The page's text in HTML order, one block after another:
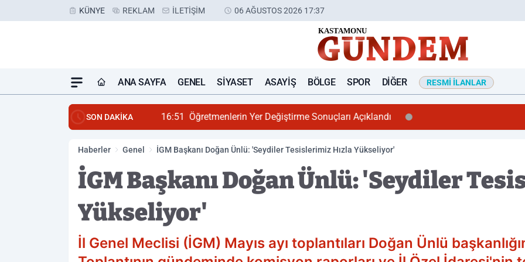
KÜNYE REKLAM İLETIŞIM 06 AĞUSTOS 2026 17:37
ANA SAYFA GENEL SIYASET ASAYIŞ BÖLGE SPOR DIĞER RESMI İLANLAR
SON DAKİKA 16:51 Öğretmenlerin Yer Değiştirme Sonuçları Açıklandı
Haberler Genel İGM Başkanı Doğan Ünlü: 'Seydiler Tesislerimiz Hızla Yükseliyor'
İGM Başkanı Doğan Ünlü: 'Seydiler
Yükseliyor'
İl Genel Meclisi (İGM) Mayıs ayı toplantıları Doğan Ünlü